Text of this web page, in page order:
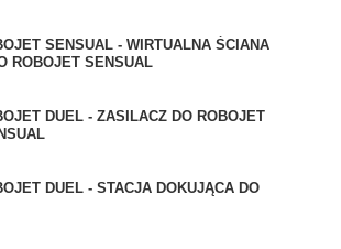
SENSUAL - WIRTUALNA ŚCIANA
ROBOJET SENSUAL
DUEL - ZASILACZ DO ROBOJET
DUEL - STACJA DOKUJĄCA DO